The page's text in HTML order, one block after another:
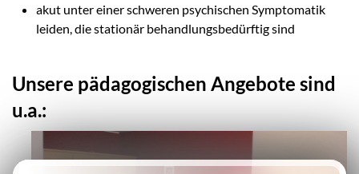
akut unter einer schweren psychischen Symptomatik
leiden, die stationär behandlungsbedürftig sind
Unsere pädagogischen Angebote sind
u.a.: